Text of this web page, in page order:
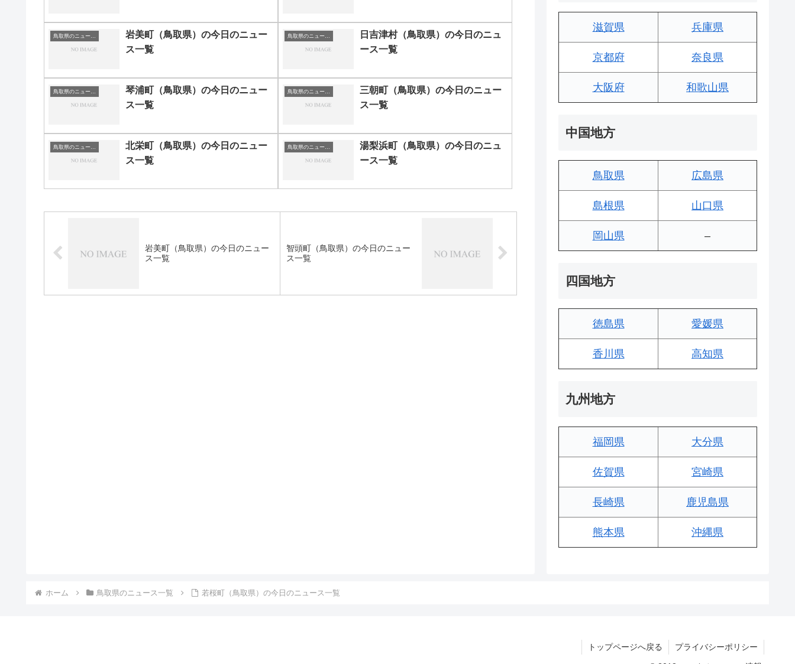
鳥取県のニュース一覧
岩美町（鳥取県）の今日のニュー
ス一覧
鳥取県のニュース一覧
日吉津村（鳥取県）の今日のニュ
ース一覧
鳥取県のニュース一覧
琴浦町（鳥取県）の今日のニュー
ス一覧
鳥取県のニュース一覧
三朝町（鳥取県）の今日のニュー
ス一覧
鳥取県のニュース一覧
北栄町（鳥取県）の今日のニュー
ス一覧
鳥取県のニュース一覧
湯梨浜町（鳥取県）の今日のニュ
ース一覧
岩美町（鳥取県）の今日のニュー
ス一覧
智頭町（鳥取県）の今日のニュー
ス一覧
滋賀県 兵庫県
京都府 奈良県
大阪府 和歌山県
中国地方
鳥取県 広島県
島根県 山口県
岡山県 –
四国地方
徳島県 愛媛県
香川県 高知県
九州地方
福岡県 大分県
佐賀県 宮崎県
長崎県 鹿児島県
熊本県 沖縄県
ホーム 鳥取県のニュース一覧 若桜町（鳥取県）の今日のニュース一覧
トップページへ戻る プライバシーポリシー